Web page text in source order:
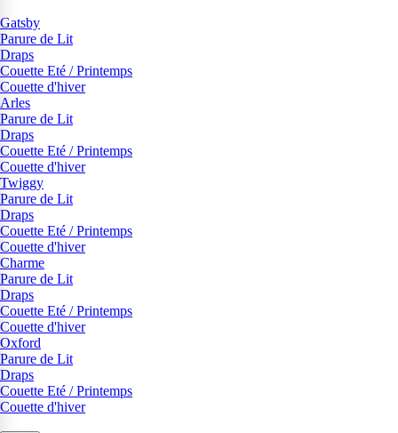
Gatsby
Parure de Lit
Draps
Couette Eté / Printemps
Couette d'hiver
Arles
Parure de Lit
Draps
Couette Eté / Printemps
Couette d'hiver
Twiggy
Parure de Lit
Draps
Couette Eté / Printemps
Couette d'hiver
Charme
Parure de Lit
Draps
Couette Eté / Printemps
Couette d'hiver
Oxford
Parure de Lit
Draps
Couette Eté / Printemps
Couette d'hiver